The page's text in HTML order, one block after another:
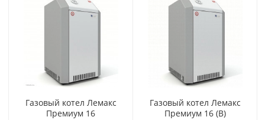
Газовый котел Лемакс
Премиум 16
Газовый котел Лемакс
Премиум 16 (В)